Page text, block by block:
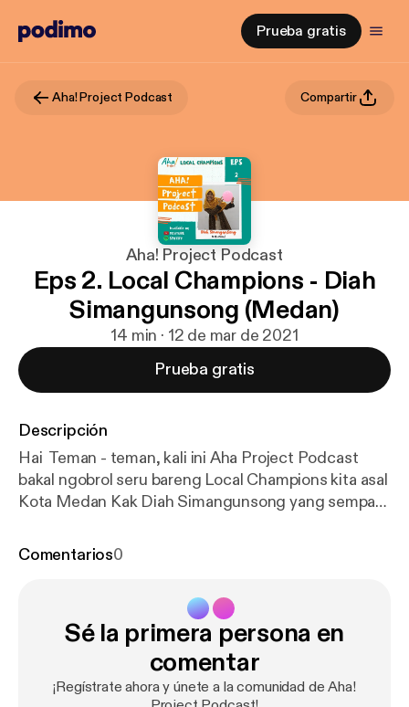
Prueba gratis
Aha! Project Podcast Compartir
Aha! Project Podcast
Eps 2. Local Champions - Diah
Simangunsong (Medan)
14 min · 12 de mar de 2021
Prueba gratis
Descripción
Hai Teman - teman, kali ini Aha Project Podcast
bakal ngobrol seru bareng Local Champions kita asal
Kota Medan Kak Diah Simangunsong yang sempat
Penasaran gimana serunya, dengerin ya teman -
Comentarios0
Sé la primera persona en
comentar
¡Regístrate ahora y únete a la comunidad de Aha!